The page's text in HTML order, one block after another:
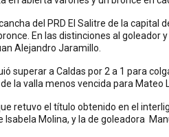
del PRD El Salitre de la capital
En las distinciones al
Alejandro Jaramillo.
superar a Caldas por 2 a 1 para
la valla menos vencida para Mateo
retuvo el título obtenido en el
Molina, y la de goleadora